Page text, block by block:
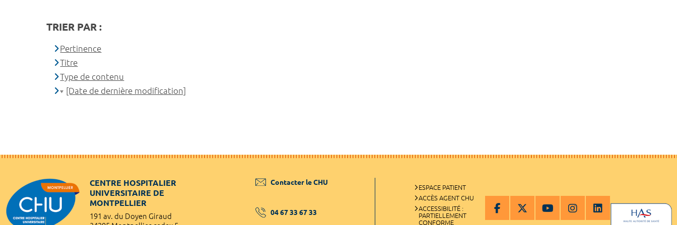
TRIER PAR :
Pertinence
Titre
Type de contenu
[Date de dernière modification]
CENTRE HOSPITALIER
UNIVERSITAIRE DE
MONTPELLIER
191 av. du Doyen Giraud
Contacter le CHU
04 67 33 67 33
ESPACE PATIENT
ACCÈS AGENT CHU
ACCESSIBILITÉ :
PARTIELLEMENT
CONFORME